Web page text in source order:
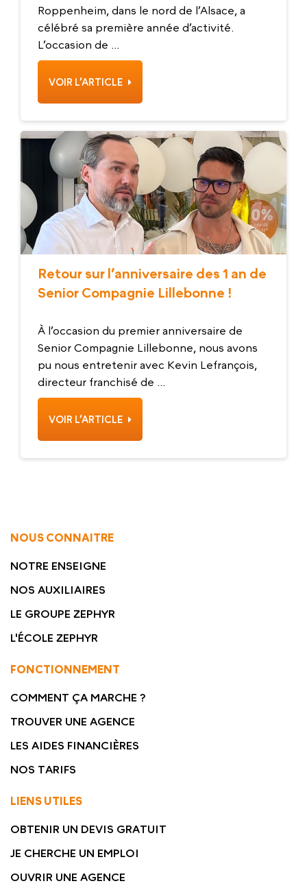
Roppenheim, dans le nord de l’Alsace, a
célébré sa première année d’activité.
L’occasion de ...
VOIR L’ARTICLE
Retour sur l’anniversaire des 1 an de
Senior Compagnie Lillebonne !
À l’occasion du premier anniversaire de
Senior Compagnie Lillebonne, nous avons
pu nous entretenir avec Kevin Lefrançois,
directeur franchisé de ...
VOIR L’ARTICLE
NOUS CONNAITRE
NOTRE ENSEIGNE
NOS AUXILIAIRES
LE GROUPE ZEPHYR
L'ÉCOLE ZEPHYR
FONCTIONNEMENT
COMMENT ÇA MARCHE ?
TROUVER UNE AGENCE
LES AIDES FINANCIÈRES
NOS TARIFS
LIENS UTILES
OBTENIR UN DEVIS GRATUIT
JE CHERCHE UN EMPLOI
OUVRIR UNE AGENCE